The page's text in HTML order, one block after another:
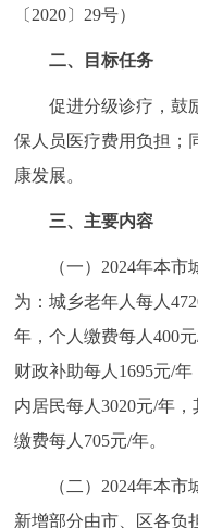
参与调查
走进北京
北京概况
绿色北京
ENGLISH
DEUTSCH
〔2020〕29号）
二、目标任务
促进分级诊疗，鼓励
保人员医疗费用负担；
康发展。
三、主要内容
（一）2024年本市
为：城乡老年人每人
年，个人缴费每人400
财政补助每人1695元/
内居民每人3020元/年
缴费每人705元/年。
（二）2024年本市
新增部分由市、区各负